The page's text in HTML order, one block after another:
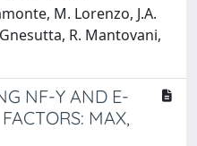
M. Lorenzo, J.A.
R. Mantovani,
NF-Y AND E-
MAX,